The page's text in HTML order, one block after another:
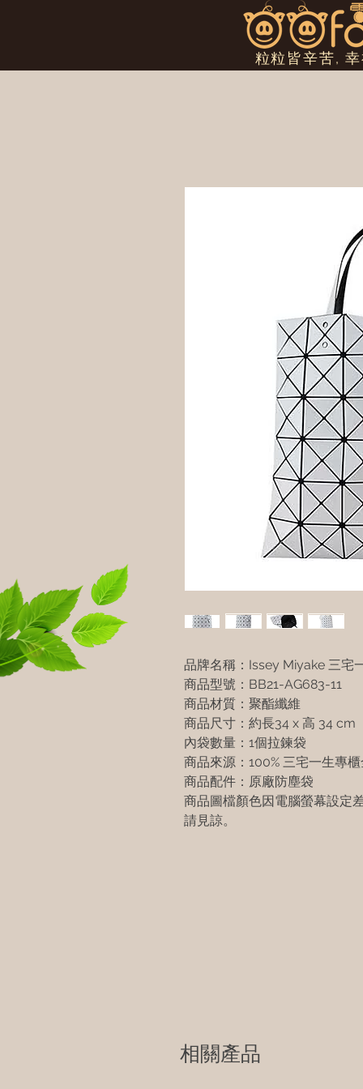
粒粒皆辛苦,
品牌名稱：Issey Miyake 三宅
商品型號：BB21-AG683-11
商品材質：聚酯纖維
商品尺寸：約長34 x 高 34 cm
內袋數量：1個拉鍊袋
商品來源：100% 三宅一生專
商品配件：原廠防塵袋
商品圖檔顏色因電腦螢幕設定
請見諒。
相關產品